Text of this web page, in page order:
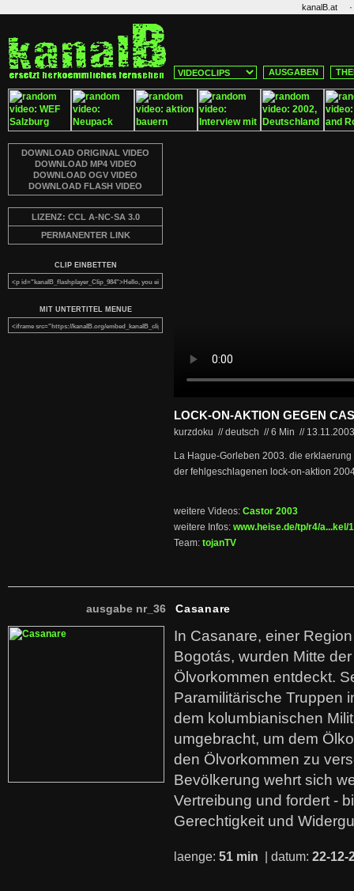
kanalB.at ·
AUSGABEN
DOWNLOAD ORIGINAL VIDEO
DOWNLOAD MP4 VIDEO
DOWNLOAD OGV VIDEO
DOWNLOAD FLASH VIDEO
LIZENZ: CCL A-NC-SA 3.0
PERMANENTER LINK
CLIP EINBETTEN
MIT UNTERTITEL MENUE
LOCK-ON-AKTION GEGEN
kurzdoku // deutsch //6 Min //
La Hague-Gorleben 2003. die
der fehlgeschlagenen lock-on-aktion
weitere Videos: Castor 2003
weitere Infos: www.heise.de/tp/r4/a...kel/
Team: tojanTV
ausgabe nr_36 Casanare
In Casanare, einer
Bogotás, wurden Mitte
Ölvorkommen entdeckt.
Paramilitärische Truppen
dem kolumbianischen
umgebracht, um dem
den Ölvorkommen zu
Bevölkerung wehrt sich
Vertreibung und fordert -
Gerechtigkeit und
laenge: 51 min | datum: 22-12-